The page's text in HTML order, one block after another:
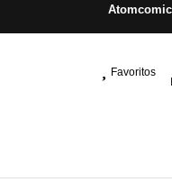
Favoritos